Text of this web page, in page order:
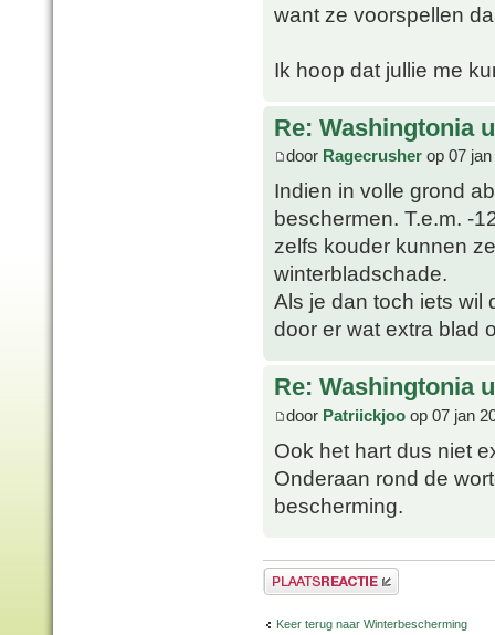
want ze voorspellen
Ik hoop dat jullie me
Re: Washingtonia
door Ragecrusher op 07
Indien in volle grond
beschermen. T.e.m. -
zelfs kouder kunnen
winterbladschade.
Als je dan toch iets wil
door er wat extra blad
Re: Washingtonia
door Patriickjoo op 07 jan
Ook het hart dus niet
Onderaan rond de
bescherming.
Plaats een reactie
Keer terug naar Winterbescherming